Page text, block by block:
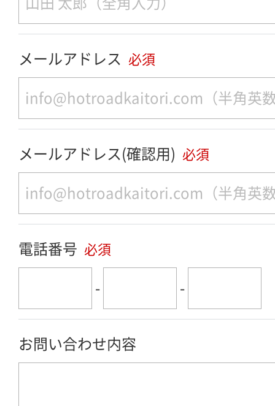
メールアドレス 必須
メールアドレス(確認用) 必須
電話番号 必須
- -
お問い合わせ内容